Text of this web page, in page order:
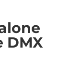
DMX